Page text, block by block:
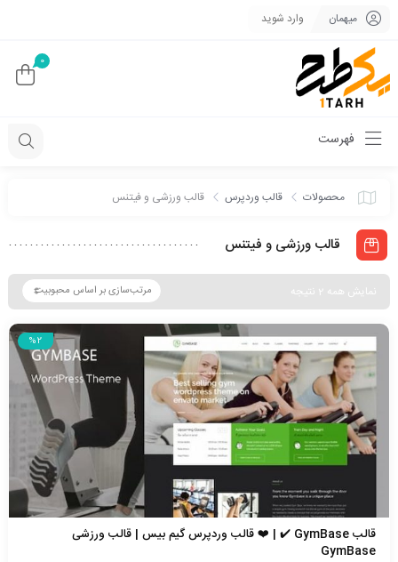
میهمان وارد شوید
0
فهرست
محصولات قالب وردپرس قالب ورزشی و فیتنس
قالب ورزشی و فیتنس
نمایش همه 2 نتیجه
%2
قالب GymBase ✔️ | ❤️ قالب وردپرس گیم بیس | قالب ورزشی
GymBase